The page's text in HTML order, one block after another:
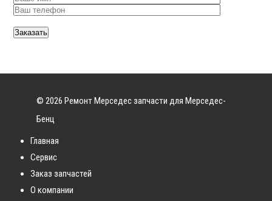
© 2026 Ремонт Мерседес запчасти для Мерседес-
Бенц
Главная
Сервис
Заказ запчастей
О компании